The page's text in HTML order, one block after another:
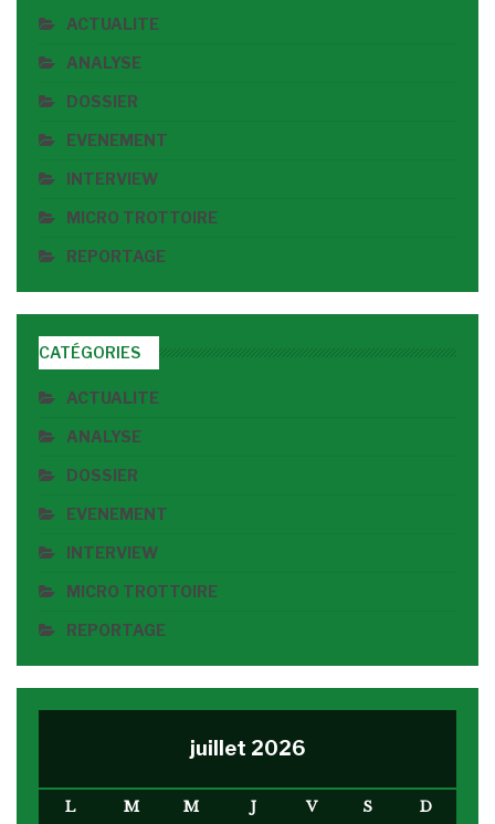
ACTUALITE
ANALYSE
DOSSIER
EVENEMENT
INTERVIEW
MICRO TROTTOIRE
REPORTAGE
CATÉGORIES
ACTUALITE
ANALYSE
DOSSIER
EVENEMENT
INTERVIEW
MICRO TROTTOIRE
REPORTAGE
juillet 2026
L M M J V S
D